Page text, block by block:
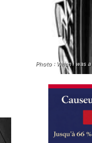
Photo : When i was